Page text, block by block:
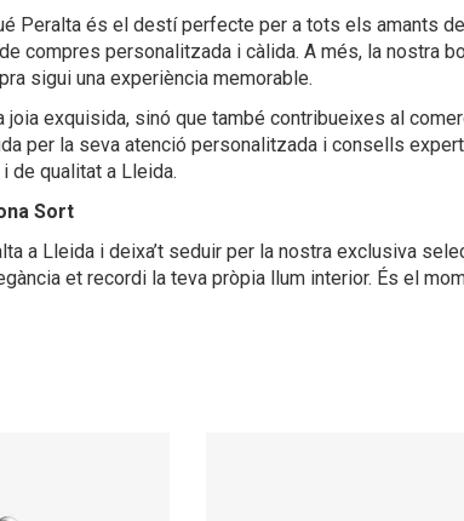
Peralta és el destí perfecte per a tots els amants
compres personalitzada i càlida. A més, la nostra
sigui una experiència memorable.
exquisida, sinó que també contribueixes al
per la seva atenció personalitzada i consells
de qualitat a Lleida.
Sort
a Lleida i deixa’t seduir per la nostra exclusiva
et recordi la teva pròpia llum interior. És el